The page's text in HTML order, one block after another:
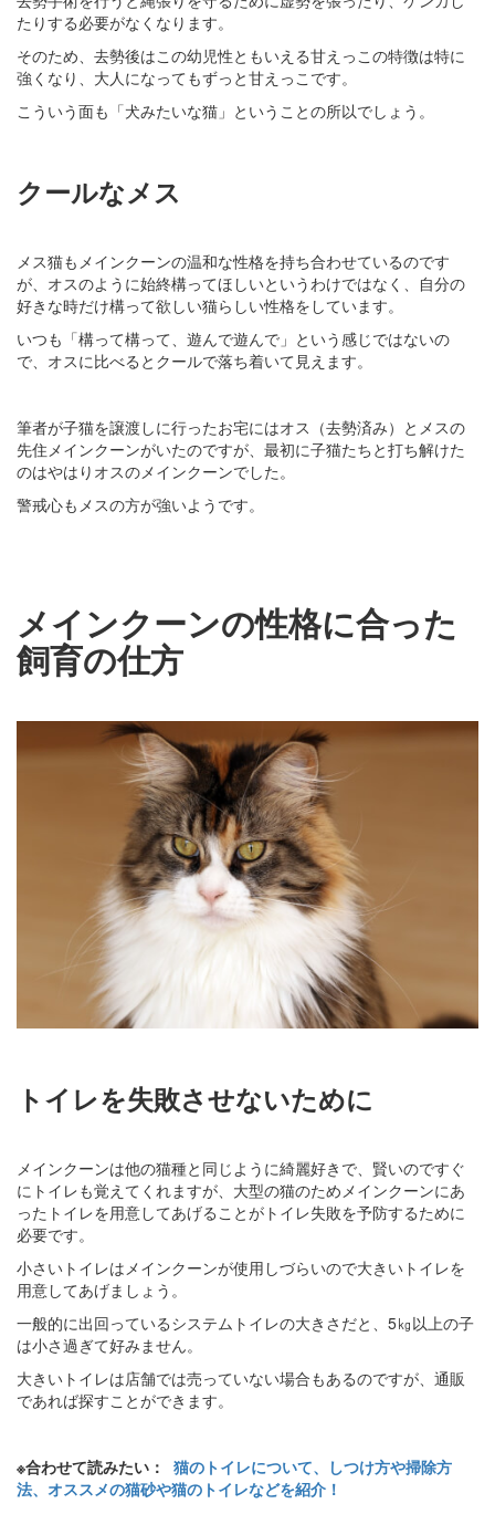
たりする必要がなくなります。
そのため、去勢後はこの幼児性ともいえる甘えっこの特徴は特に
強くなり、大人になってもずっと甘えっこです。
こういう面も「犬みたいな猫」ということの所以でしょう。
クールなメス
メス猫もメインクーンの温和な性格を持ち合わせているのです
が、オスのように始終構ってほしいというわけではなく、自分の
好きな時だけ構って欲しい猫らしい性格をしています。
いつも「構って構って、遊んで遊んで」という感じではないの
で、オスに比べるとクールで落ち着いて見えます。
筆者が子猫を譲渡しに行ったお宅にはオス（去勢済み）とメスの
先住メインクーンがいたのですが、最初に子猫たちと打ち解けた
のはやはりオスのメインクーンでした。
警戒心もメスの方が強いようです。
メインクーンの性格に合った
飼育の仕方
トイレを失敗させないために
メインクーンは他の猫種と同じように綺麗好きで、賢いのですぐ
にトイレも覚えてくれますが、大型の猫のためメインクーンにあ
ったトイレを用意してあげることがトイレ失敗を予防するために
必要です。
小さいトイレはメインクーンが使用しづらいので大きいトイレを
用意してあげましょう。
一般的に出回っているシステムトイレの大きさだと、5㎏以上の子
は小さ過ぎて好みません。
大きいトイレは店舗では売っていない場合もあるのですが、通販
であれば探すことができます。
※合わせて読みたい： 猫のトイレについて、しつけ方や掃除方
法、オススメの猫砂や猫のトイレなどを紹介！